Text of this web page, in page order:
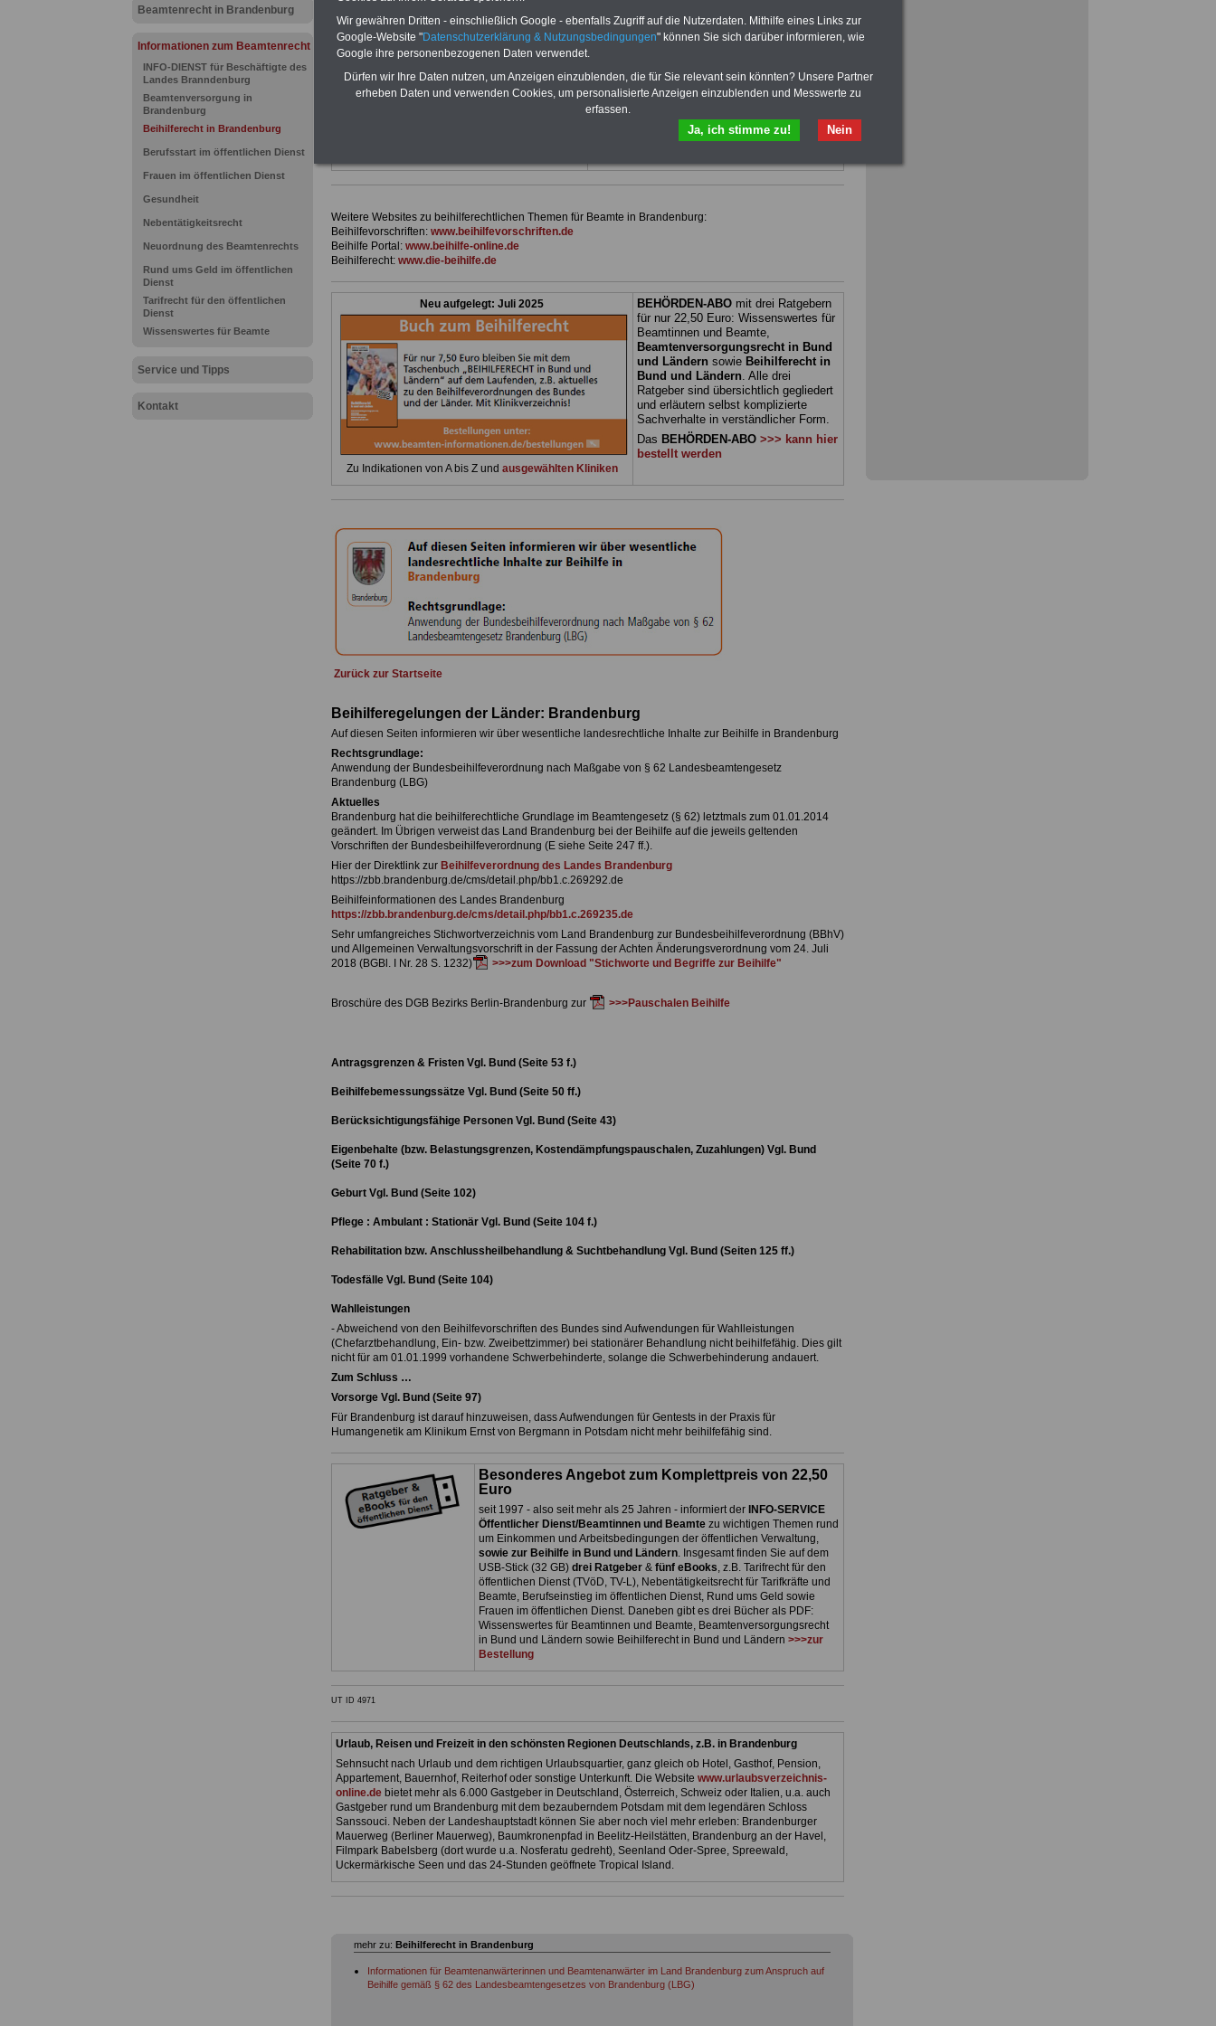
Beamtenrecht in Brandenburg
Informationen zum Beamtenrecht
INFO-DIENST für Beschäftigte des
Landes Branndenburg
Beamtenversorgung in
Brandenburg
Beihilferecht in Brandenburg
Berufsstart im öffentlichen Dienst
Frauen im öffentlichen Dienst
Gesundheit
Nebentätigkeitsrecht
Neuordnung des Beamtenrechts
Rund ums Geld im öffentlichen
Dienst
Tarifrecht für den öffentlichen
Dienst
Wissenswertes für Beamte
Service und Tipps
Kontakt
gegliedert und erläutern auch komplizierte
Sachverhalte verständlich (auch für
Mitarbeiterinnen und Mitarbeiter des
öffentlichen Dienstes im Land
Brandenburgge-eignet).BEHÖRDEN-
ABO>>> hier bestellen
ACHTUNG Neue Broschüre zum vorbestellen:
behandeln Beamtenrecht, Besoldung, Beihilfe,
Beamtenversorgung, Rund ums Geld,
Nebentätigkeitsrecht, Frauen im öffentl. Dienst.
kann die eBooks herunterladen, ausdrucken
und lesen>>>mehr Informationen
Weitere Websites zu beihilferechtlichen Themen für Beamte in Brandenburg:
Beihilfevorschriften: www.beihilfevorschriften.de
Beihilfe Portal: www.beihilfe-online.de
Beihilferecht: www.die-beihilfe.de
Neu aufgelegt: Juli 2025
Zu Indikationen von A bis Z und ausgewählten Kliniken
BEHÖRDEN-ABOmit drei Ratgebern
für nur 22,50 Euro: Wissenswertes für
Beamtinnen und Beamte,
Beamtenversorgungsrecht in Bund
und Ländern sowie Beihilferecht in
Bund und Ländern. Alle drei
Ratgeber sind übersichtlich gegliedert
und erläutern selbst komplizierte
Sachverhalte in verständlicher Form.
Das BEHÖRDEN-ABO >>> kann hier
bestellt werden
Zurück zur Startseite
Beihilferegelungen der Länder: Brandenburg
Auf diesen Seiten informieren wir über wesentliche landesrechtliche Inhalte zur Beihilfe in Brandenburg
Rechtsgrundlage:
Anwendung der Bundesbeihilfeverordnung nach Maßgabe von § 62 Landesbeamtengesetz
Brandenburg (LBG)
Aktuelles
Brandenburg hat die beihilferechtliche Grundlage im Beamtengesetz (§ 62) letztmals zum 01.01.2014
geändert. Im Übrigen verweist das Land Brandenburg bei der Beihilfe auf die jeweils geltenden
Vorschriften der Bundesbeihilfeverordnung (E siehe Seite 247 ff.).
Hier der Direktlink zur Beihilfeverordnung des Landes Brandenburg
https://zbb.brandenburg.de/cms/detail.php/bb1.c.269292.de
Beihilfeinformationen des Landes Brandenburg
https://zbb.brandenburg.de/cms/detail.php/bb1.c.269235.de
Sehr umfangreiches Stichwortverzeichnis vom Land Brandenburg zur Bundesbeihilfeverordnung (BBhV)
und Allgemeinen Verwaltungsvorschrift in der Fassung der Achten Änderungsverordnung vom 24. Juli
2018 (BGBl. I Nr. 28 S. 1232)
>>>zum Download "Stichworte und Begriffe zur Beihilfe"
Broschüre des DGB Bezirks Berlin-Brandenburg zur >>>Pauschalen Beihilfe
Antragsgrenzen & Fristen Vgl. Bund (Seite 53 f.)
Beihilfebemessungssätze Vgl. Bund (Seite 50 ff.)
Berücksichtigungsfähige Personen Vgl. Bund (Seite 43)
Eigenbehalte (bzw. Belastungsgrenzen, Kostendämpfungspauschalen, Zuzahlungen) Vgl. Bund
(Seite 70 f.)
Geburt Vgl. Bund (Seite 102)
Pflege : Ambulant : Stationär Vgl. Bund (Seite 104 f.)
Rehabilitation bzw. Anschlussheilbehandlung & Suchtbehandlung Vgl. Bund (Seiten 125 ff.)
Todesfälle Vgl. Bund (Seite 104)
Wahlleistungen
- Abweichend von den Beihilfevorschriften des Bundes sind Aufwendungen für Wahlleistungen
(Chefarztbehandlung, Ein- bzw. Zweibettzimmer) bei stationärer Behandlung nicht beihilfefähig. Dies gilt
nicht für am 01.01.1999 vorhandene Schwerbehinderte, solange die Schwerbehinderung andauert.
Zum Schluss …
Vorsorge Vgl. Bund (Seite 97)
Für Brandenburg ist darauf hinzuweisen, dass Aufwendungen für Gentests in der Praxis für
Humangenetik am Klinikum Ernst von Bergmann in Potsdam nicht mehr beihilfefähig sind.
Besonderes Angebot zum Komplettpreis von 22,50
Euro
seit 1997 - also seit mehr als 25 Jahren - informiert der INFO-SERVICE
Öffentlicher Dienst/Beamtinnen und Beamtezu wichtigen Themen rund
um Einkommen und Arbeitsbedingungen der öffentlichen Verwaltung,
sowie zur Beihilfe in Bund und Ländern. Insgesamt finden Sie auf dem
USB-Stick (32 GB) drei Ratgeber& fünf eBooks, z.B. Tarifrecht für den
öffentlichen Dienst (TVöD, TV-L), Nebentätigkeitsrecht für Tarifkräfte und
Beamte, Berufseinstieg im öffentlichen Dienst, Rund ums Geld sowie
Frauen im öffentlichen Dienst. Daneben gibt es drei Bücher als PDF:
Wissenswertes für Beamtinnen und Beamte, Beamtenversorgungsrecht
in Bund und Ländern sowie Beihilferecht in Bund und Ländern >>>zur
Bestellung
UT ID 4971
Urlaub, Reisen und Freizeit in den schönsten Regionen Deutschlands, z.B. in Brandenburg
Sehnsucht nach Urlaub und dem richtigen Urlaubsquartier, ganz gleich ob Hotel, Gasthof, Pension,
Appartement, Bauernhof, Reiterhof oder sonstige Unterkunft. Die Website www.urlaubsverzeichnis-
online.debietet mehr als 6.000 Gastgeber in Deutschland, Österreich, Schweiz oder Italien, u.a. auch
Gastgeber rund um Brandenburg mit dem bezauberndem Potsdam mit dem legendären Schloss
Sanssouci. Neben der Landeshauptstadt können Sie aber noch viel mehr erleben: Brandenburger
Mauerweg (Berliner Mauerweg), Baumkronenpfad in Beelitz-Heilstätten, Brandenburg an der Havel,
Filmpark Babelsberg (dort wurde u.a. Nosferatu gedreht), Seenland Oder-Spree, Spreewald,
Uckermärkische Seen und das 24-Stunden geöffnete Tropical Island.
mehr zu: Beihilferecht in Brandenburg
Informationen für Beamtenanwärterinnen und Beamtenanwärter im Land Brandenburg zum Anspruch auf
Beihilfe gemäß § 62 des Landesbeamtengesetzes von Brandenburg (LBG)
Wir gewähren Dritten - einschließlich Google - ebenfalls Zugriff auf die Nutzerdaten. Mithilfe eines Links zur
Google-Website "Datenschutzerklärung & Nutzungsbedingungen" können Sie sich darüber informieren, wie
Google ihre personenbezogenen Daten verwendet.
Dürfen wir Ihre Daten nutzen, um Anzeigen einzublenden, die für Sie relevant sein könnten? Unsere Partner
erheben Daten und verwenden Cookies, um personalisierte Anzeigen einzublenden und Messwerte zu
erfassen.
Nein
Ja, ich stimme zu!